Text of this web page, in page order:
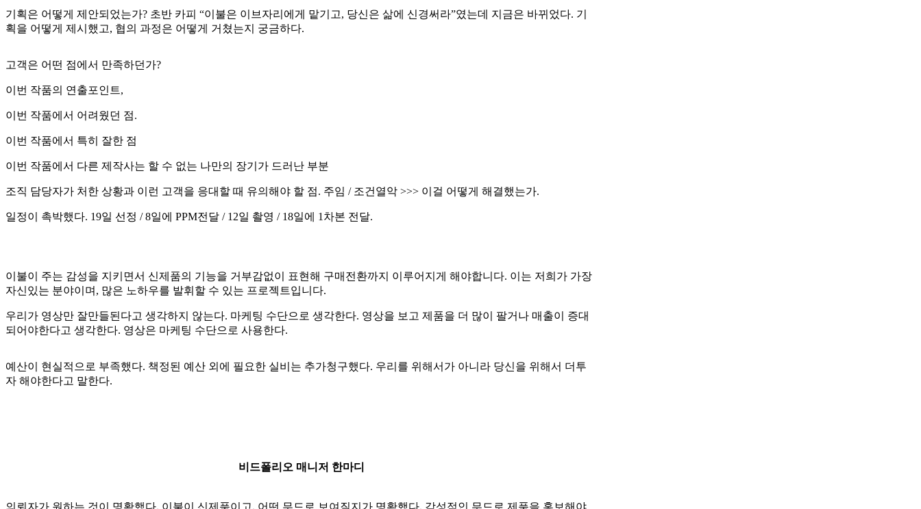
기획은 어떻게 제안되었는가? 초반 카피 “이불은 이브자리에게 맡기고, 당신은 삶에 신경써라”였는데 지금은 바뀌었다. 기
획을 어떻게 제시했고, 협의 과정은 어떻게 거쳤는지 궁금하다.
고객은 어떤 점에서 만족하던가?
이번 작품의 연출포인트,
이번 작품에서 어려웠던 점.
이번 작품에서 특히 잘한 점
이번 작품에서 다른 제작사는 할 수 없는 나만의 장기가 드러난 부분
조직 담당자가 처한 상황과 이런 고객을 응대할 때 유의해야 할 점. 주임 / 조건열악 >>> 이걸 어떻게 해결했는가.
일정이 촉박했다. 19일 선정 / 8일에 PPM전달 / 12일 촬영 / 18일에 1차본 전달.
이불이 주는 감성을 지키면서 신제품의 기능을 거부감없이 표현해 구매전환까지 이루어지게 해야합니다. 이는 저희가 가장
자신있는 분야이며, 많은 노하우를 발휘할 수 있는 프로젝트입니다.
우리가 영상만 잘만들된다고 생각하지 않는다. 마케팅 수단으로 생각한다. 영상을 보고 제품을 더 많이 팔거나 매출이 증대
되어야한다고 생각한다. 영상은 마케팅 수단으로 사용한다.
예산이 현실적으로 부족했다. 책정된 예산 외에 필요한 실비는 추가청구했다. 우리를 위해서가 아니라 당신을 위해서 더투
자 해야한다고 말한다.
비드폴리오 매니저 한마디